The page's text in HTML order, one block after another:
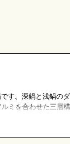
す。深鍋と浅鍋の
ミを合わせた三層